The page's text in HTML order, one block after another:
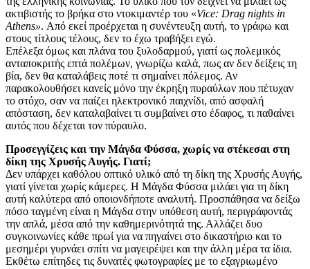
ακτιβιστής το βρήκα στο ντοκιμαντέρ του «Vice: Drag nights in
Athens». Από εκεί προέρχεται η συνέντευξη αυτή, το γράφω και
στους τίτλους τέλους, δεν το έχω τραβήξει εγώ.
Επέλεξα όμως και πλάνα του ξυλοδαρμού, γιατί ως πολεμικός
ανταποκριτής επτά πολέμων, γνωρίζω καλά, πως αν δεν δείξεις τη
βία, δεν θα καταλάβεις ποτέ τι σημαίνει πόλεμος. Αν
παρακολουθήσει κανείς μόνο την έκρηξη πυραύλων που πέτυχαν
το στόχο, σαν να παίζει ηλεκτρονικό παιχνίδι, από ασφαλή
απόσταση, δεν καταλαβαίνει τι συμβαίνει στο έδαφος, τι παθαίνει
αυτός που δέχεται τον πύραυλο.
Προσεγγίζεις και την Μάγδα Φύσσα, χωρίς να στέκεσαι στη
δίκη της Χρυσής Αυγής. Γιατί;
Δεν υπάρχει καθόλου οπτικό υλικό από τη δίκη της Χρυσής Αυγής,
γιατί γίνεται χωρίς κάμερες. Η Μάγδα Φύσσα μιλάει για τη δίκη
αυτή καλύτερα από οποιονδήποτε αναλυτή. Προσπάθησα να δείξω
πόσο ταγμένη είναι η Μάγδα στην υπόθεση αυτή, περιγράφοντάς
την απλά, μέσα από την καθημερινότητά της. Αλλάζει δυο
συγκοινωνίες κάθε πρωί για να πηγαίνει στο δικαστήριο και το
μεσημέρι γυρνάει σπίτι να μαγειρέψει και την άλλη μέρα τα ίδια.
Εκθέτω επίτηδες τις δυνατές φωτογραφίες με το εξαγριωμένο